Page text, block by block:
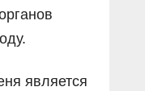
является